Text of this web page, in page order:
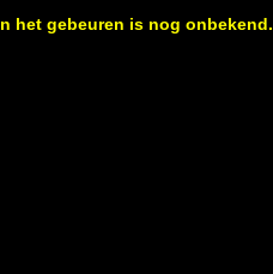
het gebeuren is nog onbekend.